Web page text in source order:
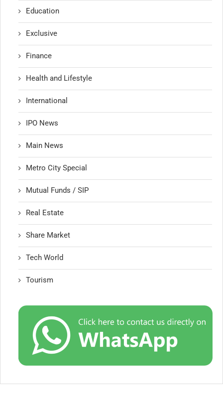
Education
Exclusive
Finance
Health and Lifestyle
International
IPO News
Main News
Metro City Special
Mutual Funds / SIP
Real Estate
Share Market
Tech World
Tourism